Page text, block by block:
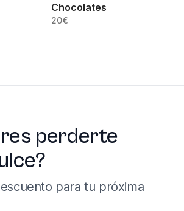
Chocolates
20€
perderte
para tu próxima